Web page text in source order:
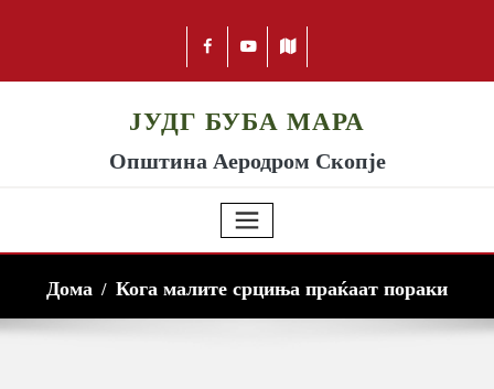
ЈУДГ БУБА МАРА
Општина Аеродром Скопје
Дома Кога малите срциња праќаат пораки